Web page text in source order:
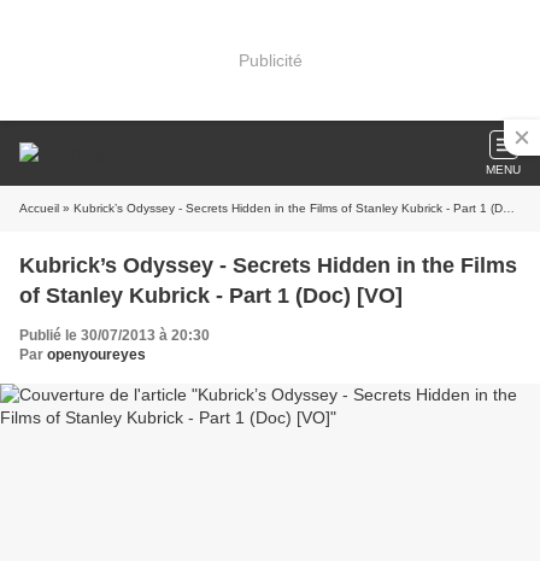
Publicité
MENU
Accueil » Kubrick’s Odyssey - Secrets Hidden in the Films of Stanley Kubrick - Part 1 (Doc) [VO]
Kubrick’s Odyssey - Secrets Hidden in the Films
of Stanley Kubrick - Part 1 (Doc) [VO]
Publié le 30/07/2013 à 20:30
Par openyoureyes